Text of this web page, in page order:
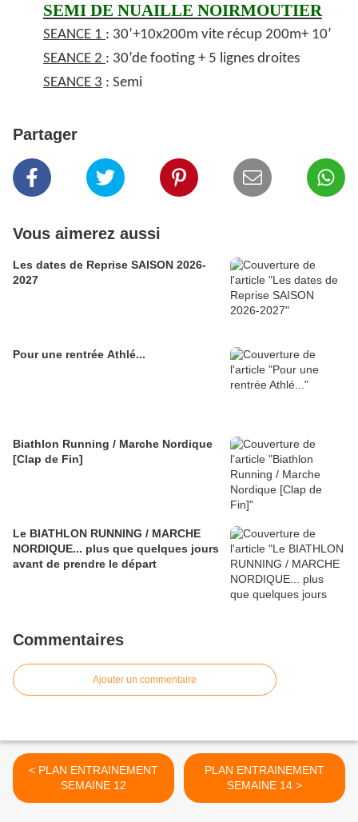
SEMI DE NUAILLE NOIRMOUTIER
SEANCE 1 : 30’+10x200m vite récup 200m+ 10’
SEANCE 2 : 30’de footing + 5 lignes droites
SEANCE 3 : Semi
Partager
Vous aimerez aussi
Les dates de Reprise SAISON 2026-
2027
Pour une rentrée Athlé...
Biathlon Running / Marche Nordique
[Clap de Fin]
Le BIATHLON RUNNING / MARCHE
NORDIQUE... plus que quelques jours
avant de prendre le départ
Commentaires
Ajouter un commentaire
< PLAN ENTRAINEMENT
SEMAINE 12
PLAN ENTRAINEMENT
SEMAINE 14 >